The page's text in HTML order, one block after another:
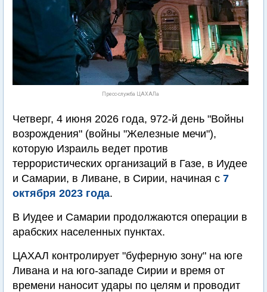
Пресс-служба ЦАХАЛа
Четверг, 4 июня 2026 года, 972-й день "Войны
возрождения" (войны "Железные мечи"),
которую Израиль ведет против
террористических организаций в Газе, в Иудее
и Самарии, в Ливане, в Сирии, начиная с 7
октября 2023 года.
В Иудее и Самарии продолжаются операции в
арабских населенных пунктах.
ЦАХАЛ контролирует "буферную зону" на юге
Ливана и на юго-западе Сирии и время от
времени наносит удары по целям и проводит